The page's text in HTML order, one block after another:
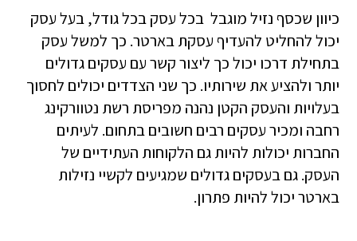
כיוון שכסף נזיל מוגבל בכל עסק בכל גודל, בעל עסק
יכול להחליט להעדיף עסקת בארטר. כך למשל עסק
בתחילת דרכו יכול כך ליצור קשר עם עסקים גדולים
יותר ולהציע את שירותיו. כך שני הצדדים יכולים לחסוך
בעלויות והעסק הקטן נהנה מפריסת רשת נטוורקינג
רחבה ומכיר עסקים רבים חשובים בתחום. לעיתים
החברות יכולות להיות גם הלקוחות העתידיים של
העסק. גם בעסקים גדולים שמגיעים לקשיי נזילות
בארטר יכול להיות פתרון.